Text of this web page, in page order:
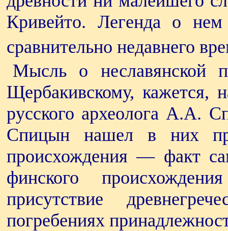
Кривейто. Легенда о
сравнительно недавнего
Мысль о неславянской
Щербакивскому, кажется,
русского археолога А.А.
Спицын нашел в них
происхождения — факт
финского
присутствие
погребениях